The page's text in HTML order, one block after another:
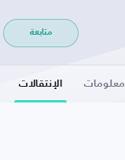
متابعة
معلومات الإنتقالات